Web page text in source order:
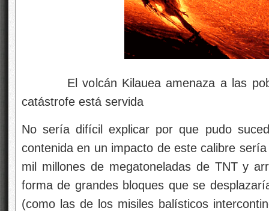
El volcán Kilauea amenaza a las
catástrofe está servida
No sería difícil explicar por que pudo
contenida en un impacto de este calibre
mil millones de megatoneladas de TNT y
forma de grandes bloques que se
(como las de los misiles balísticos